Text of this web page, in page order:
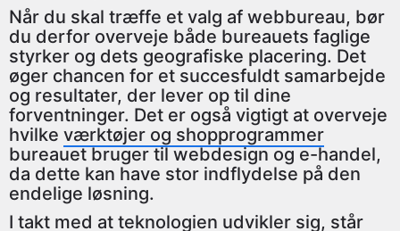
Når du skal træffe et valg af webbureau, bør
du derfor overveje både bureauets faglige
styrker og dets geografiske placering. Det
øger chancen for et succesfuldt samarbejde
og resultater, der lever op til dine
forventninger. Det er også vigtigt at overveje
hvilke værktøjer og shopprogrammer
bureauet bruger til webdesign og e-handel,
da dette kan have stor indflydelse på den
endelige løsning.
I takt med at teknologien udvikler sig, står